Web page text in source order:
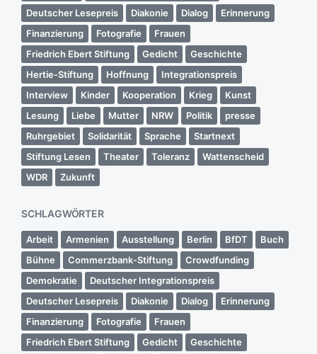
Deutscher Lesepreis
Diakonie Dialog
Erinnerung
Finanzierung
Fotografie
Frauen
Friedrich Ebert Stiftung
Gedicht
Geschichte
Hertie-Stiftung
Hoffnung
Integrationspreis
Interview
Kinder Kooperation Krieg
Kunst
Lesung
Liebe Mutter NRW Politik
presse
Ruhrgebiet
Solidarität Sprache
Startnext
Stiftung Lesen
Theater Toleranz
Wattenscheid
WDR
Zukunft
SCHLAGWÖRTER
Arbeit Armenien Ausstellung Berlin BfDT
Buch
Bühne
Commerzbank-Stiftung
Crowdfunding
Demokratie
Deutscher Integrationspreis
Deutscher Lesepreis
Diakonie Dialog
Erinnerung
Finanzierung
Fotografie
Frauen
Friedrich Ebert Stiftung
Gedicht
Geschichte